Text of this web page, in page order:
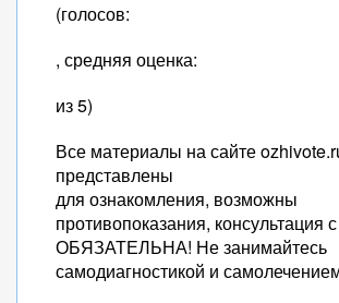
(голосов:
, средняя оценка:
из 5)
Все материалы на сайте
представлены
для ознакомления, возможны
противопоказания, консультация
ОБЯЗАТЕЛЬНА! Не занимайтесь
самодиагностикой и